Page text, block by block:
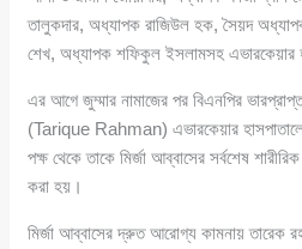
তালুকদার, অধ্যাপক রাজিউল হক, সৈয়দ
শেখ, অধ্যাপক শফিকুল ইসলামসহ এভারকেয়ার
এর আগে জুম্মার নামাজের পর বিএনপির
(Tarique Rahman) এভারকেয়ার
পক্ষ থেকে তাকে মির্জা আব্বাসের সর্বশেষ
করা হয়।
মির্জা আব্বাসের দ্রুত আরোগ্য কামনায় তারেক